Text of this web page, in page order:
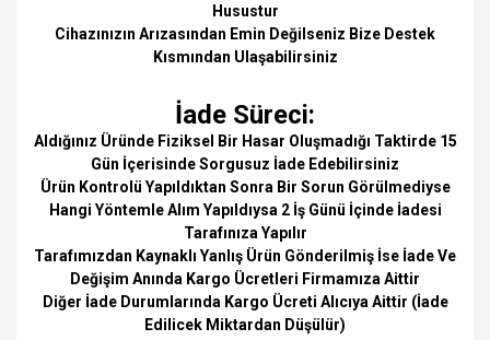
Husustur
Cihazınızın Arızasından Emin Değilseniz Bize Destek
Kısmından Ulaşabilirsiniz
İade Süreci:
Aldığınız Üründe Fiziksel Bir Hasar Oluşmadığı Taktirde 15
Gün İçerisinde Sorgusuz İade Edebilirsiniz
Ürün Kontrolü Yapıldıktan Sonra Bir Sorun Görülmediyse
Hangi Yöntemle Alım Yapıldıysa 2 İş Günü İçinde İadesi
Tarafınıza Yapılır
Tarafımızdan Kaynaklı Yanlış Ürün Gönderilmiş İse İade Ve
Değişim Anında Kargo Ücretleri Firmamıza Aittir
Diğer İade Durumlarında Kargo Ücreti Alıcıya Aittir (İade
Edilicek Miktardan Düşülür)